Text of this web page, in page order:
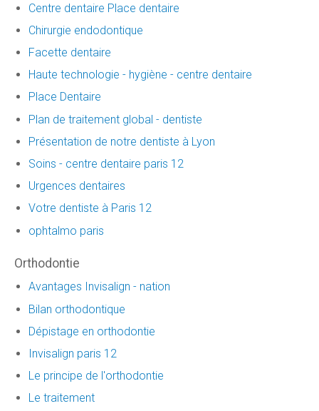
Centre dentaire Place dentaire
Chirurgie endodontique
Facette dentaire
Haute technologie - hygiène - centre dentaire
Place Dentaire
Plan de traitement global - dentiste
Présentation de notre dentiste à Lyon
Soins - centre dentaire paris 12
Urgences dentaires
Votre dentiste à Paris 12
ophtalmo paris
Orthodontie
Avantages Invisalign - nation
Bilan orthodontique
Dépistage en orthodontie
Invisalign paris 12
Le principe de l'orthodontie
Le traitement